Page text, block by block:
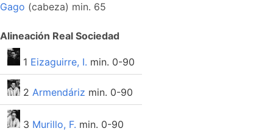
Gago (cabeza) min. 65
Alineación Real Sociedad
1 Eizaguirre, I. min. 0-90
2 Armendáriz min. 0-90
3 Murillo, F. min. 0-90